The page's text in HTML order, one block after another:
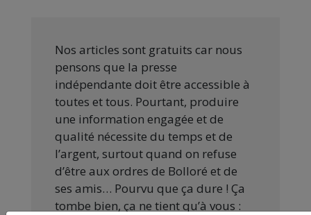
Nos articles sont gratuits car nous
pensons que la presse
indépendante doit être accessible à
toutes et tous. Pourtant, produire
une information engagée et de
qualité nécessite du temps et de
l’argent, surtout quand on refuse
d’être aux ordres de Bolloré et de
ses amis… Pourvu que ça dure ! Ça
tombe bien, ça ne tient qu’à vous :